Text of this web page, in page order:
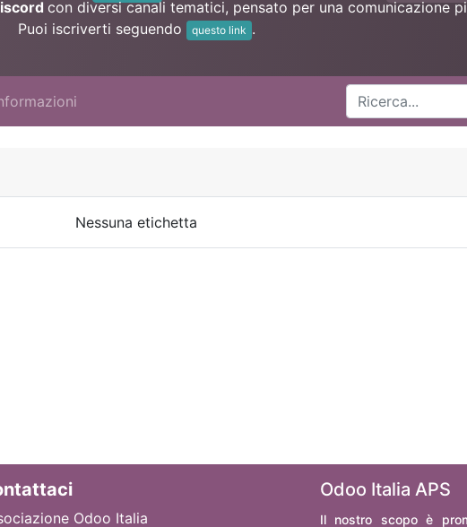
con diversi canali tematici, pensato per una comunicazione
Puoi iscriverti seguendo
questo link .
Nessuna etichetta
Odoo Italia
Odoo Italia APS
Il nostro scopo è